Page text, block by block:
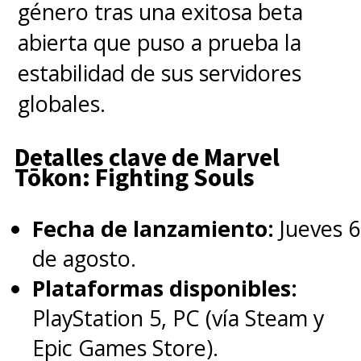
tenemos aLos Cuatro
Fantásticoscomo verdaderos
ídolos de la humanidad, siendo
héroes admirados luego de
recibir poderes a causa de la
radiación cósmica durante un
viaje espacial
. Claramente,
cuando nos encontremos con
esta encarnación
cinematográfica de la Primera
Familia, han salvado al mundo
género tras una exitosa beta
abierta que puso a prueba la
estabilidad de sus servidores
globales.
Detalles clave de Marvel
Tōkon: Fighting Souls
Fecha de lanzamiento: Jueves 6
de agosto.
Plataformas disponibles:
PlayStation 5, PC (vía Steam y
Epic Games Store).